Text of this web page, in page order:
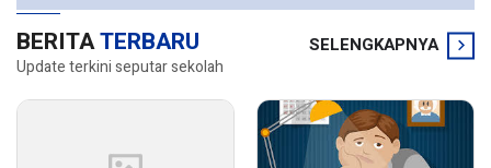
BERITATERBARU
Update terkini seputar sekolah
SELENGKAPNYA